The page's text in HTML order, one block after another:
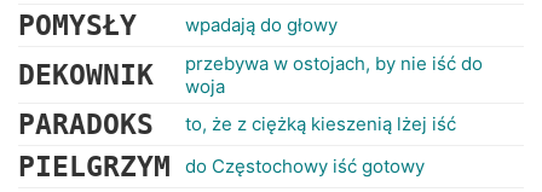
POMYSŁY wpadają do głowy
DEKOWNIK
przebywa w ostojach, by nie iść do
woja
PARADOKS to, że z ciężką kieszenią lżej iść
PIELGRZYM do Częstochowy iść gotowy